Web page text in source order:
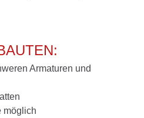
Armaturen und
möglich